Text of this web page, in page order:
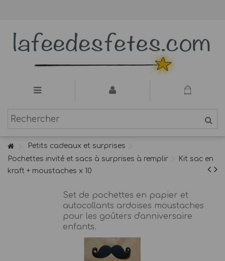
Petits cadeaux et surprises
Pochettes invité et sacs à surprises à remplir
Kit sac en
kraft + moustaches x 10
Set de pochettes en papier et
autocollants ardoises moustaches
pour les goûters d'anniversaire
enfants.